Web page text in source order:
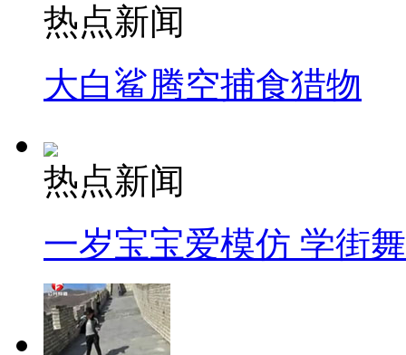
热点新闻
大白鲨腾空捕食猎物
热点新闻
一岁宝宝爱模仿 学街